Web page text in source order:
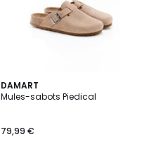
DAMART
Mules-sabots Piedical
79,99 €